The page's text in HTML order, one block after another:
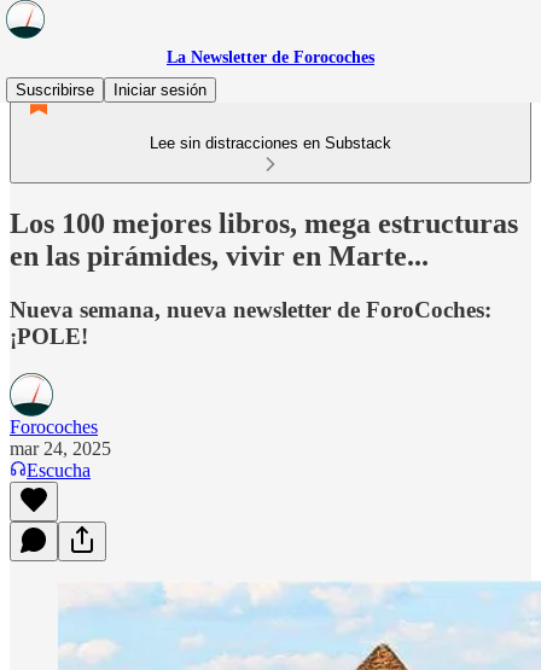
La Newsletter de Forocoches
Suscribirse
Iniciar sesión
Lee sin distracciones en Substack
Los 100 mejores libros, mega estructuras
en las pirámides, vivir en Marte...
Nueva semana, nueva newsletter de ForoCoches:
¡POLE!
Forocoches
mar 24, 2025
Escucha